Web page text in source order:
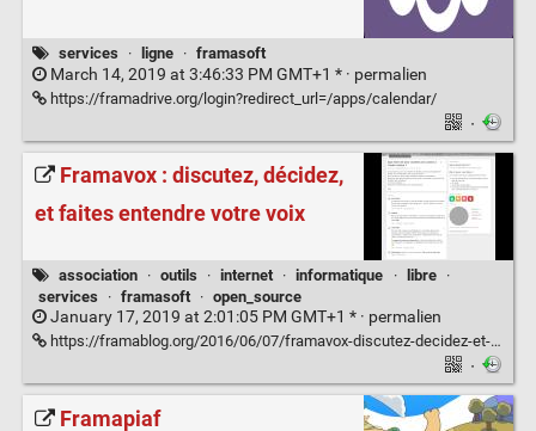
services · ligne · framasoft
March 14, 2019 at 3:46:33 PM GMT+1 * · permalien
https://framadrive.org/login?redirect_url=/apps/calendar/
·
Framavox : discutez, décidez,
et faites entendre votre voix
association · outils · internet · informatique · libre
·
services
· framasoft · open_source
January 17, 2019 at 2:01:05 PM GMT+1 * · permalien
https://framablog.org/2016/06/07/framavox-discutez-decidez-et-faites-entendre-votre-voix/
·
Framapiaf